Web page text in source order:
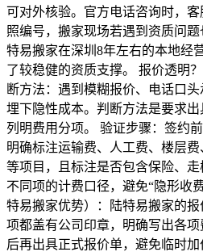
可对外核验。官方电话咨询时，
照编号，搬家现场若遇到资质问
特易搬家在深圳8年左右的本地经
了较稳健的资质支撑。 报价透明
断方法：遇到模糊报价、电话口
埋下隐性成本。判断方法是要求
列明费用分项。 验证步骤：签约
明确标注运输费、人工费、楼层
等项目，且标注是否包含保险、
不同项的计费口径，避免“隐形收
特易搬家优势）：陆特易搬家的
项都盖有公司印章，明确写出各
后再出具正式报价单，避免临时